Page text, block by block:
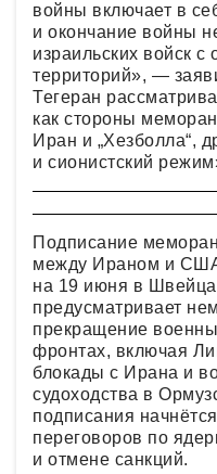
войны включает в
и окончание войны
израильских войск
территорий», —
Тегеран
как стороны
Иран и „Хезболла“,
и сионистский
Подписание
между Ираном и
на 19 июня в
предусматривает
прекращение
фронтах, включая
блокады с Ирана и
судоходства в
подписания
переговоров по
и отмене санкций.